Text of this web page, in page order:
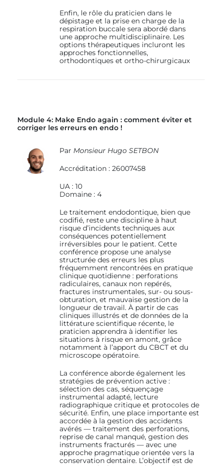
Enfin, le rôle du praticien dans le
dépistage et la prise en charge de la
respiration buccale sera abordé dans
une approche multidisciplinaire. Les
options thérapeutiques incluront les
approches fonctionnelles,
orthodontiques et ortho-chirurgicaux
Module 4: Make Endo again : comment éviter et
corriger les erreurs en endo !
Par Monsieur Hugo SETBON
Accréditation : 26007458
UA : 10
Domaine : 4
Le traitement endodontique, bien que
codifié, reste une discipline à haut
risque d’incidents techniques aux
conséquences potentiellement
irréversibles pour le patient. Cette
conférence propose une analyse
structurée des erreurs les plus
fréquemment rencontrées en pratique
clinique quotidienne : perforations
radiculaires, canaux non repérés,
fractures instrumentales, sur- ou sous-
obturation, et mauvaise gestion de la
longueur de travail. À partir de cas
cliniques illustrés et de données de la
littérature scientifique récente, le
praticien apprendra à identifier les
situations à risque en amont, grâce
notamment à l’apport du CBCT et du
microscope opératoire.
La conférence aborde également les
stratégies de prévention active :
sélection des cas, séquençage
instrumental adapté, lecture
radiographique critique et protocoles de
sécurité. Enfin, une place importante est
accordée à la gestion des accidents
avérés — traitement des perforations,
reprise de canal manqué, gestion des
instruments fracturés — avec une
approche pragmatique orientée vers la
conservation dentaire. L’objectif est de